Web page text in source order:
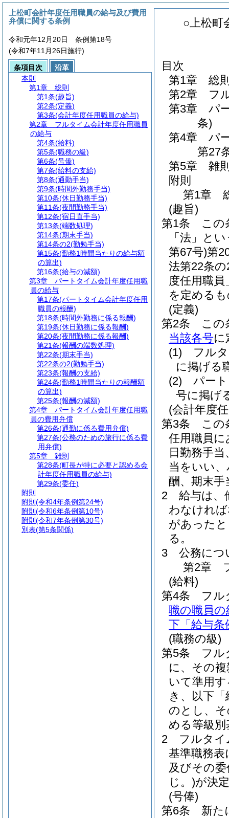
○上松町
目次
第1章
総
第2章
フ
第3章
パ
条)
第4章
パ
第27
第5章
雑
附則
第1章
(趣旨)
第1条
この
「法」と
第67号)第
法第22条
度任用職
を定める
(定義)
第2条
この
当該各号に
(1)
フル
に掲げる
(2)
パー
号に掲げ
(会計年度
第3条
この
任用職員に
日勤務手
当をいい
酬、期末
2
給与は、
わなけれ
があった
る。
3
公務につ
第2章
(給料)
第4条
フル
職の職員
下「給与条
(職務の級)
第5条
フル
に、その
いて準用
き、以下
のとし、
める等級
2
フルタイ
基準職務
及びその
じ。)が決
(号俸)
第6条
新た
上松町会計年度任用職員の給与及び費用
弁償に関する条例
令和元年12月20日 条例第18号
(令和7年11月26日施行)
条項目次
沿革
本則
第1章
総則
第1条(趣旨)
第2条(定義)
第3条(会計年度任用職員の給与)
第2章
フルタイム会計年度任用職員
の給与
第4条(給料)
第5条(職務の級)
第6条(号俸)
第7条(給料の支給)
第8条(通勤手当)
第9条(時間外勤務手当)
第10条(休日勤務手当)
第11条(夜間勤務手当)
第12条(宿日直手当)
第13条(端数処理)
第14条(期末手当)
第14条の2(勤勉手当)
第15条(勤務1時間当たりの給与額
の算出)
第16条(給与の減額)
第3章
パートタイム会計年度任用職
員の給与
第17条(パートタイム会計年度任用
職員の報酬)
第18条(時間外勤務に係る報酬)
第19条(休日勤務に係る報酬)
第20条(夜間勤務に係る報酬)
第21条(報酬の端数処理)
第22条(期末手当)
第22条の2(勤勉手当)
第23条(報酬の支給)
第24条(勤務1時間当たりの報酬額
の算出)
第25条(報酬の減額)
第4章
パートタイム会計年度任用職
員の費用弁償
第26条(通勤に係る費用弁償)
第27条(公務のための旅行に係る費
用弁償)
第5章
雑則
第28条(町長が特に必要と認める会
計年度任用職員の給与)
第29条(委任)
附則
附則 (令和4年条例第24号)
附則 (令和6年条例第10号)
附則 (令和7年条例第30号)
別表(第5条関係)